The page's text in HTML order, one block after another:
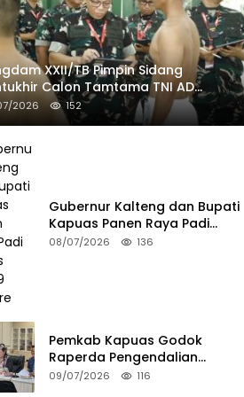
XXII/TB Pimpin Sidang
Calon Tamtama TNI AD
II TA 2026
2026 152
Gubernur Kalteng dan Bupati
Kapuas Panen Raya Padi
Seluas 25.799 Hektare
08/07/2026 136
Pemkab Kapuas Godok
Raperda Pengendalian
Minuman Beralkohol Lewat FGD
09/07/2026 116